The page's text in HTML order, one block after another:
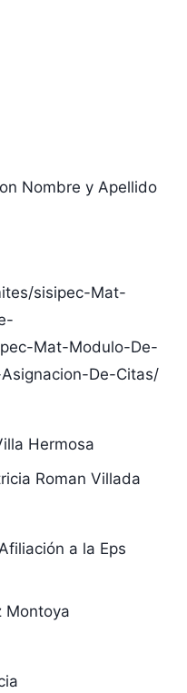
Nombre y Apellido
sisipec-Mat-
Mat-Modulo-De-
De-Citas/
Hermosa
Roman Villada
a la Eps
Montoya